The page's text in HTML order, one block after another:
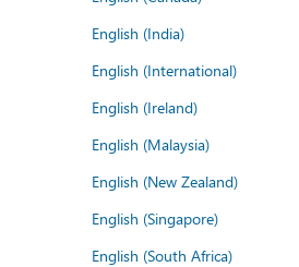
English (India)
English (International)
English (Ireland)
English (Malaysia)
English (New Zealand)
English (Singapore)
English (South Africa)